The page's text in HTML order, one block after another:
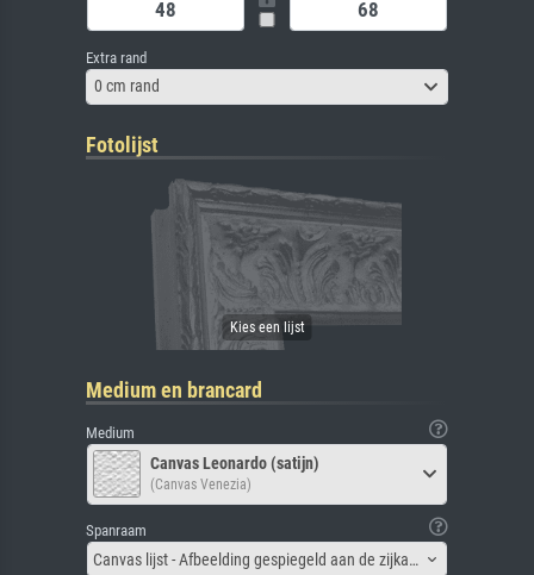
Extra rand
0 cm rand
Fotolijst
Medium en brancard
Medium
Canvas Leonardo (satijn)
(Canvas Venezia)
Spanraam
Canvas lijst - Afbeelding gespiegeld aan de zijkant